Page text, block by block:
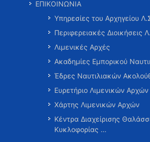
ΕΠΙΚΟΙΝΩΝΙΑ
Υπηρεσίες του Αρχηγείου
Περιφερειακές Διοικήσεις
Λιμενικές Αρχές
Ακαδημίες Εμπορικού
Έδρες Ναυτιλιακών
Ευρετήριο Λιμενικών Αρχών
Χάρτης Λιμενικών Αρχών
Κέντρα Διαχείρισης
Κυκλοφορίας …